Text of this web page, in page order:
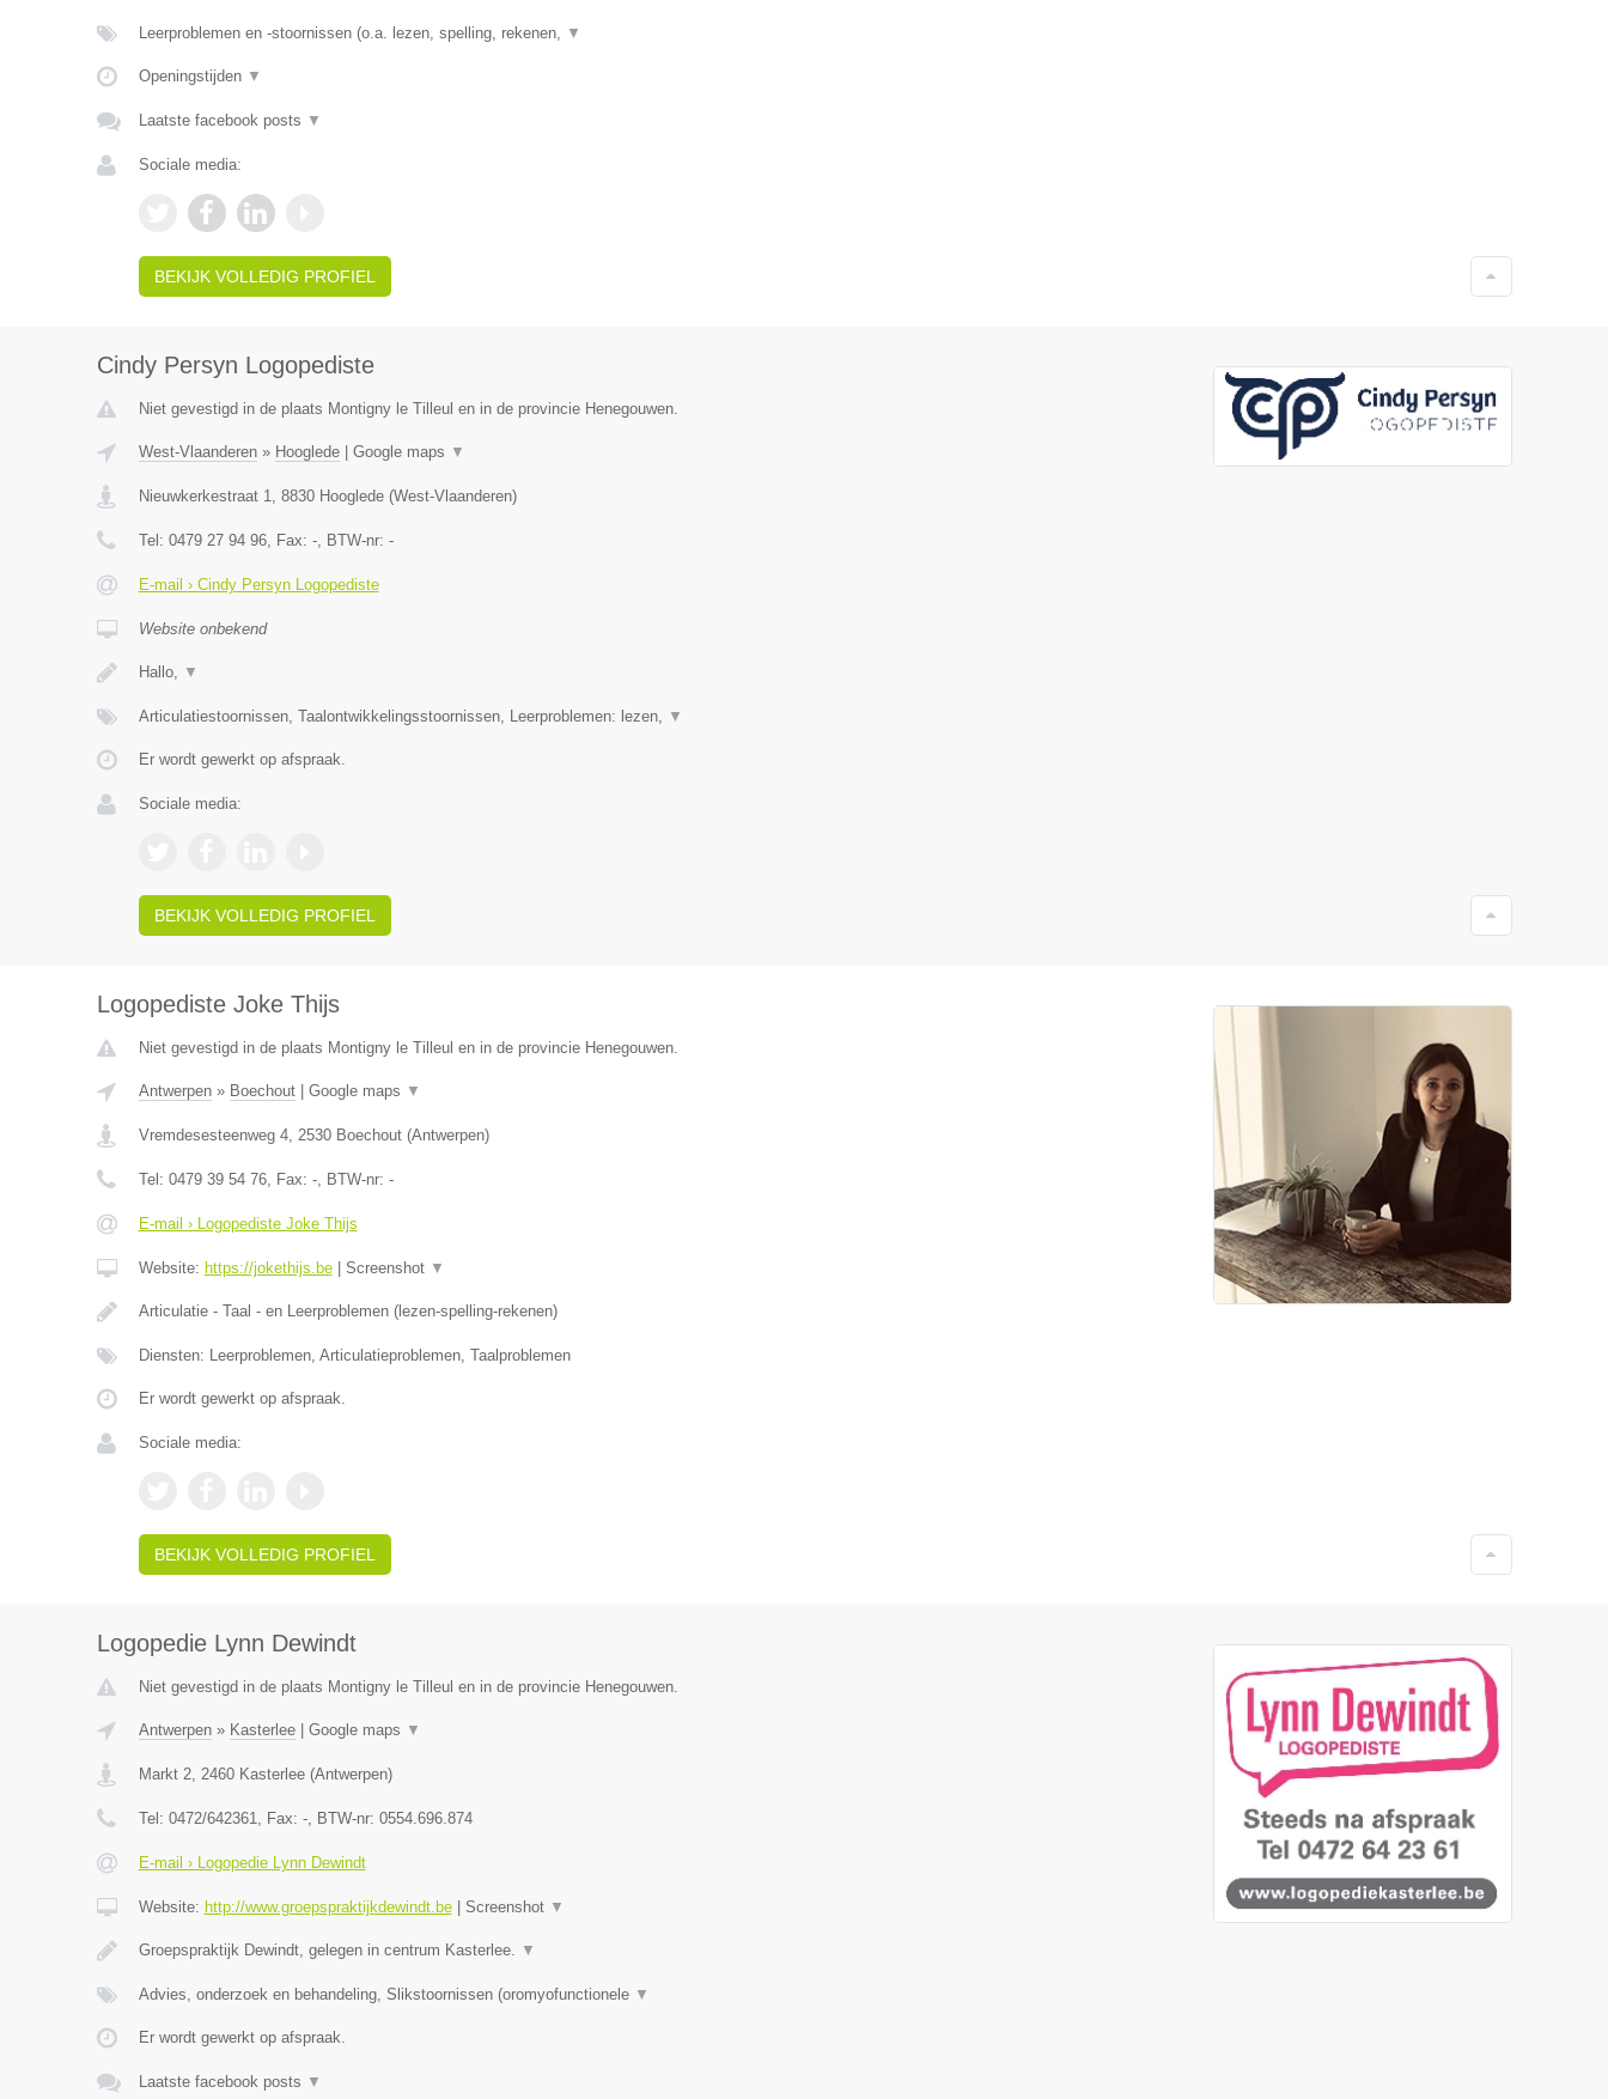
Leerproblemen en -stoornissen (o.a. lezen, spelling, rekenen, ▼
Openingstijden ▼
Laatste facebook posts ▼
Sociale media:
BEKIJK VOLLEDIG PROFIEL
Cindy Persyn Logopediste
Niet gevestigd in de plaats Montigny le Tilleul en in de provincie Henegouwen.
West-Vlaanderen» Hooglede| Google maps ▼
Nieuwkerkestraat 1, 8830 Hooglede(West-Vlaanderen)
Tel: 0479 27 94 96, Fax: -, BTW-nr: -
E-mail › Cindy Persyn Logopediste
Website onbekend
Hallo, ▼
Articulatiestoornissen, Taalontwikkelingsstoornissen, Leerproblemen: lezen, ▼
Er wordt gewerkt op afspraak.
Sociale media:
BEKIJK VOLLEDIG PROFIEL
Logopediste Joke Thijs
Niet gevestigd in de plaats Montigny le Tilleul en in de provincie Henegouwen.
Antwerpen» Boechout| Google maps ▼
Vremdesesteenweg 4, 2530 Boechout(Antwerpen)
Tel: 0479 39 54 76, Fax: -, BTW-nr: -
E-mail › Logopediste Joke Thijs
Website: https://jokethijs.be| Screenshot ▼
Articulatie - Taal - en Leerproblemen (lezen-spelling-rekenen)
Diensten: Leerproblemen, Articulatieproblemen, Taalproblemen
Er wordt gewerkt op afspraak.
Sociale media:
BEKIJK VOLLEDIG PROFIEL
Logopedie Lynn Dewindt
Niet gevestigd in de plaats Montigny le Tilleul en in de provincie Henegouwen.
Antwerpen» Kasterlee| Google maps ▼
Markt 2, 2460 Kasterlee(Antwerpen)
Tel: 0472/642361, Fax: -, BTW-nr: 0554.696.874
E-mail › Logopedie Lynn Dewindt
Website: http://www.groepspraktijkdewindt.be| Screenshot ▼
Groepspraktijk Dewindt, gelegen in centrum Kasterlee. ▼
Advies, onderzoek en behandeling, Slikstoornissen (oromyofunctionele ▼
Er wordt gewerkt op afspraak.
Laatste facebook posts ▼